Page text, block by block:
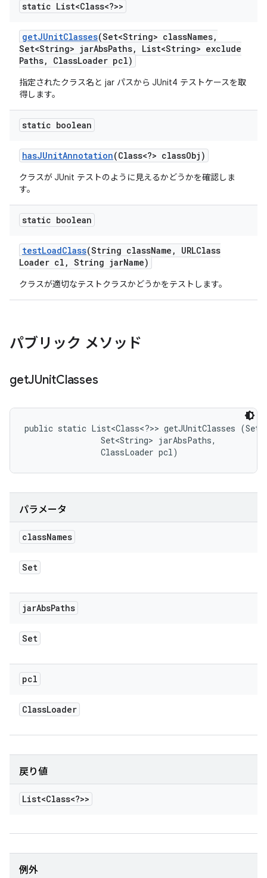
static List<Class<?>>
getJUnitClasses(Set<String> classNames,
Set<String> jarAbsPaths,
List<String> exclude
Paths, ClassLoader pcl)
指定されたクラス名と jar パスから JUnit4 テストケースを取
得します。
static boolean
hasJUnitAnnotation(Class<?> classObj)
クラスが JUnit テストのように見えるかどうかを確認しま
す。
static boolean
testLoadClass(String className ,
URLClass
Loader cl , String jarName)
クラスが適切なテストクラスかどうかをテストします。
パブリック メソッド
getJUnitClasses
public static List<Class<?>> getJUnitClasses
                Set<String> jarAbsPaths,
                ClassLoader pcl)
パラメータ
classNames
Set
jarAbsPaths
Set
pcl
ClassLoader
戻り値
List<Class<?>>
例外